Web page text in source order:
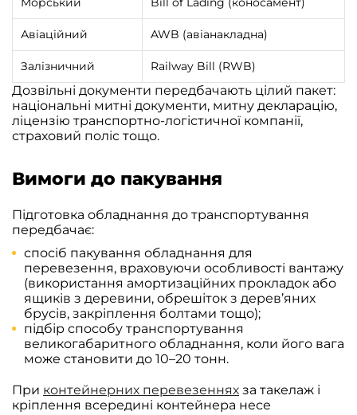
Авіаційний AWB (авіанакладна)
Залізничний Railway Bill (RWB)
Дозвільні документи передбачають цілий пакет:
національні митні документи, митну декларацію,
ліцензію транспортно-логістичної компанії,
страховий поліс тощо.
Вимоги до пакування
Підготовка обладнання до транспортування
передбачає:
спосіб пакування обладнання для
перевезення, враховуючи особливості вантажу
(використання амортизаційних прокладок або
ящиків з деревини, обрешіток з дерев’яних
брусів, закріплення болтами тощо);
підбір способу транспортування
великогабаритного обладнання, коли його вага
може становити до 10–20 тонн.
При контейнерних перевезеннях за такелаж і
кріплення всередині контейнера несе